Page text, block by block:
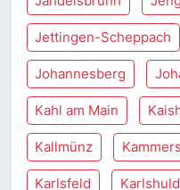
Jettingen-Scheppach
Johannesberg
Kahl am Main
Kallmünz
Karlsfeld Karlshuld